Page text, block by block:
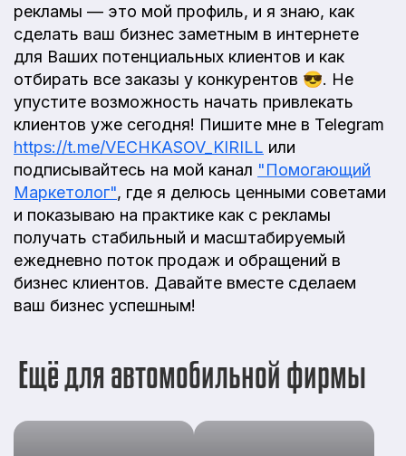
рекламы — это мой профиль, и я знаю, как
сделать ваш бизнес заметным в интернете
для Ваших потенциальных клиентов и как
отбирать все заказы у конкурентов 😎. Не
упустите возможность начать привлекать
клиентов уже сегодня! Пишите мне в Telegram
https://t.me/VECHKASOV_KIRILL или
подписывайтесь на мой канал "Помогающий
Маркетолог", где я делюсь ценными советами
и показываю на практике как с рекламы
получать стабильный и масштабируемый
ежедневно поток продаж и обращений в
бизнес клиентов. Давайте вместе сделаем
ваш бизнес успешным!
Ещё для автомобильной фирмы